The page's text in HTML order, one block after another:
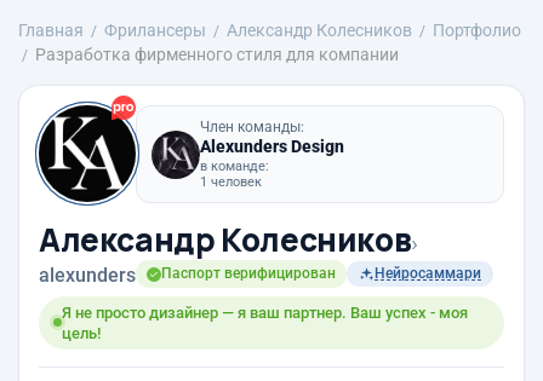
Главная Фрилансеры Александр Колесников
Портфолио
Разработка фирменного стиля для компании
Член команды:
Alexunders Design
в команде:
1 человек
Александр Колесников›
alexunders Паспорт верифицирован Нейросаммари
Я не просто дизайнер — я ваш партнер. Ваш успех - моя
цель!